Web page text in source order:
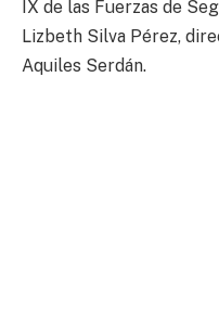
IX de las Fuerzas de
Lizbeth Silva Pérez,
Aquiles Serdán.